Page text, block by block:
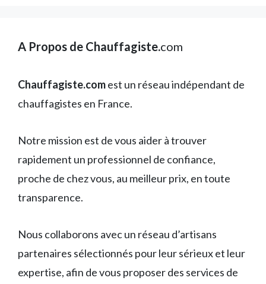
A Propos de Chauffagiste.com
Chauffagiste.comest un réseau indépendant de
chauffagistes en France.
Notre mission est de vous aider à trouver
rapidement un professionnel de confiance,
proche de chez vous, au meilleur prix, en toute
transparence.
Nous collaborons avec un réseau d’artisans
partenaires sélectionnés pour leur sérieux et leur
expertise, afin de vous proposer des services de